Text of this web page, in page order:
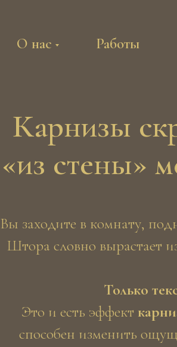
Работы
О нас
Карнизы
«из стены»
Вы заходите в комнату,
Штора словно вырастает
Только
Это и есть эффект
способен изменить